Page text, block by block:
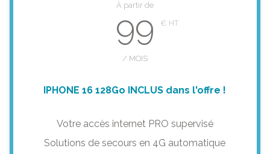
À partir de
99
/ MOIS
IPHONE 16 128Go INCLUS dans l'offre !
Votre accès internet PRO supervisé
Solutions de secours en 4G automatique